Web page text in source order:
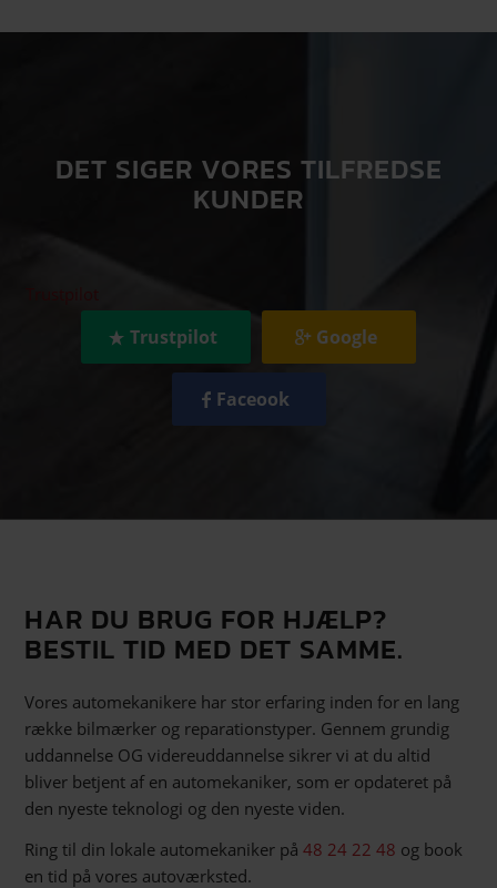
DET SIGER VORES TILFREDSE
KUNDER
Trustpilot Google
Faceook
HAR DU BRUG FOR HJÆLP?
BESTIL TID MED DET SAMME.
Vores automekanikere har stor erfaring inden for en lang
række bilmærker og reparationstyper. Gennem grundig
uddannelse OG videreuddannelse sikrer vi at du altid
bliver betjent af en automekaniker, som er opdateret på
den nyeste teknologi og den nyeste viden.
Ring til din lokale automekaniker på48 24 22 48 og book
en tid på vores autoværksted.